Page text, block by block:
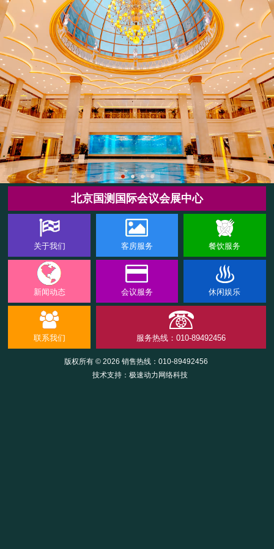
北京国测国际会议会展中心
关于我们 客房服务 餐饮服务
新闻动态 会议服务 休闲娱乐
联系我们 服务热线：010-89492456
版权所有 © 2026 销售热线： 010-89492456
技术支持： 极速动力网络科技